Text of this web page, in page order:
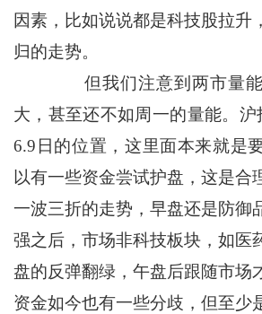
因素，比如说说都是科技股拉升
归的走势。
但我们注意到两市量能
大，甚至还不如周一的量能。沪
6.9日的位置，这里面本来就是
以有一些资金尝试护盘，这是合
一波三折的走势，早盘还是防御
强之后，市场非科技板块，如医
盘的反弹翻绿，午盘后跟随市场
资金如今也有一些分歧，但至少